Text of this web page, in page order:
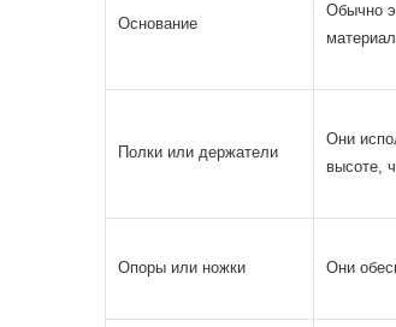
Основание
Обычно
Полки или держатели
Они
высоте,
Опоры или ножки Они